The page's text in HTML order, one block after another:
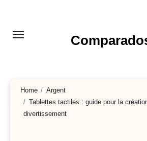
contenu
Home
Argent
Tablettes tactiles : guide pour la
divertissement